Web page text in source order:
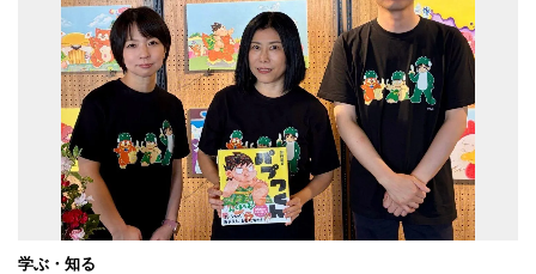
学ぶ・知る